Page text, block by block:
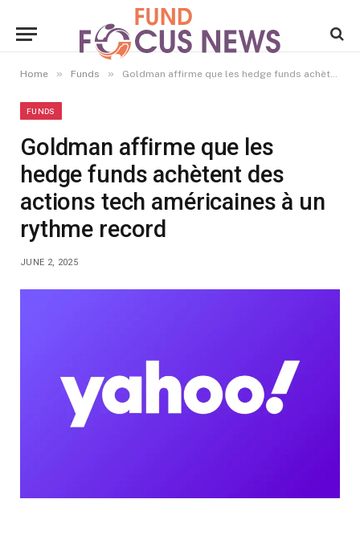
Home » Funds » Goldman affirme que les hedge funds achètent des actions tech américaines à un rythme record
FUNDS
Goldman affirme que les
hedge funds achètent des
actions tech américaines à un
rythme record
JUNE 2, 2025